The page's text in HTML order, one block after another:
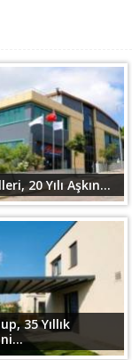
20 Yılı Aşkın...
35 Yıllık